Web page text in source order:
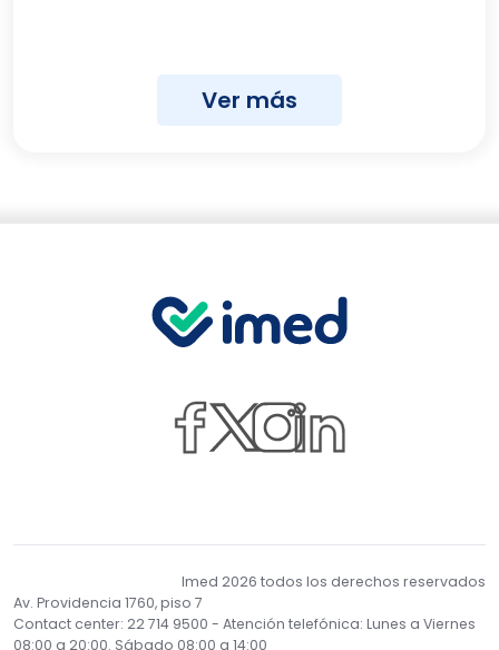
Ver más
Facebook
TwitterInstagramLinkedin
Imed 2026 todos los derechos reservados
Av. Providencia 1760, piso 7
Contact center: 22 714 9500 - Atención telefónica: Lunes a Viernes
08:00 a 20:00. Sábado 08:00 a 14:00